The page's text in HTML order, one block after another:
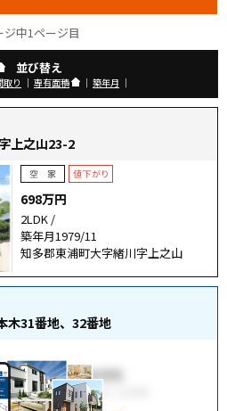
ジ中1ページ目
並び替え
取り ｜ 専有面積 ｜ 築年月 ｜
上之山23-2
698万円
2LDK /
築年月1979/11
知多郡東浦町大字緒川字上之山
木31番地、32番地